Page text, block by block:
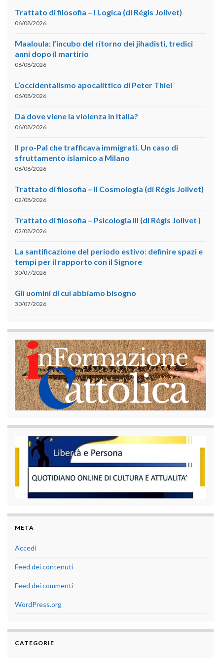
Trattato di filosofia – I Logica (di Régis Jolivet)
06/08/2026
Maaloula: l’incubo del ritorno dei jihadisti, tredici
anni dopo il martirio
06/08/2026
L’occidentalismo apocalittico di Peter Thiel
06/08/2026
Da dove viene la violenza in Italia?
06/08/2026
Il pro-Pal che trafficava immigrati. Un caso di
sfruttamento islamico a Milano
06/08/2026
Trattato di filosofia – II Cosmologia (di Régis Jolivet)
02/08/2026
Trattato di filosofia – Psicologia III (di Régis Jolivet )
02/08/2026
La santificazione del periodo estivo: definire spazi e
tempi per il rapporto con il Signore
30/07/2026
Gli uomini di cui abbiamo bisogno
30/07/2026
META
Accedi
Feed dei contenuti
Feed dei commenti
WordPress.org
CATEGORIE